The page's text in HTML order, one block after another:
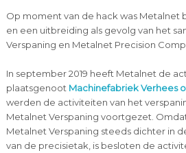
Op moment van de hack was Metalnet
en een uitbreiding als gevolg van het
Verspaning en Metalnet Precision
In september 2019 heeft Metalnet de
plaatsgenoot Machinefabriek Verhees
werden de activiteiten van het
Metalnet Verspaning voortgezet.
Metalnet Verspaning steeds dichter in
van de precisietak, is besloten de